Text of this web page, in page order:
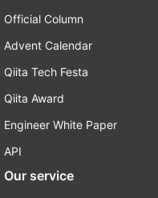
Official Column
Advent Calendar
Qiita Tech Festa
Qiita Award
Engineer White Paper
API
Our service